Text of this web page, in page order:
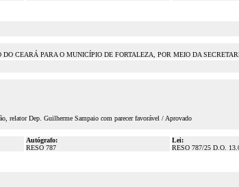
CEARÁ PARA O MUNICÍPIO DE FORTALEZA, POR MEIO DA
relator Dep. Guilherme Sampaio com parecer favorável / Aprovado
Autógrafo:
RESO 787
Lei:
RESO 787/25 D.O.